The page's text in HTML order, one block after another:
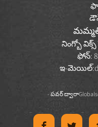
నింగ్బో
ఫోన్:
ఇ-మెయిల్:
- పవర్ ద్వారా